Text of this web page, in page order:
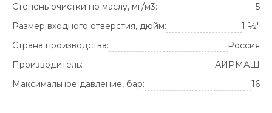
Степень очистки по маслу, мг/м3:
5
Размер входного отверстия, дюйм:
1 ½"
Страна производства:
Россия
Производитель:
АИРМАШ
Максимальное давление, бар:
16